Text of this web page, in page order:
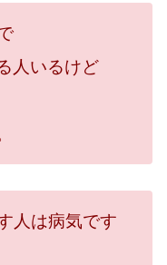
人いるけど
人は病気です